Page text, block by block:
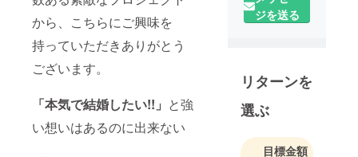
から、こちらにご興味を
持っていただきありがとう
ございます。
「本気で結婚したい!!」 と強
い想いはあるのに出来ない
もっと多く
世の中に結
婚される方
が増えて欲
しい！その
ジを送る
リターンを
選ぶ
目標金額